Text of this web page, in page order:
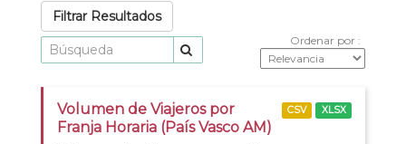
Filtrar Resultados
Ordenar por
Volumen de Viajeros por
Franja Horaria (País Vasco AM)
CSV XLSX